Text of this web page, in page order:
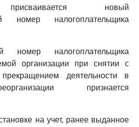
присваивается новый
номер налогоплательщика
номер налогоплательщика
организации при снятии с
деятельности в
признается
на учет, ранее выданное